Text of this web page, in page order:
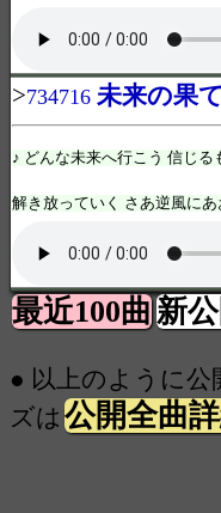
>734716 未来の果
♪ どんな未来へ行こう 信じ
解き放っていく さあ逆風に
最近100曲新
● 以上のように
ズは 公開全曲